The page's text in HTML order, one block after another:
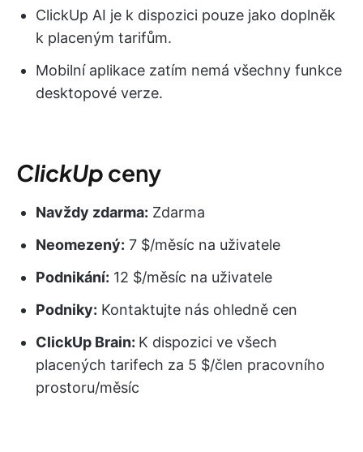
ClickUp AI je k dispozici pouze jako doplněk
k placeným tarifům.
Mobilní aplikace zatím nemá všechny funkce
desktopové verze.
ClickUp ceny
Navždy zdarma: Zdarma
Neomezený: 7 $/měsíc na uživatele
Podnikání: 12 $/měsíc na uživatele
Podniky: Kontaktujte nás ohledně cen
ClickUp Brain: K dispozici ve všech
placených tarifech za 5 $/člen pracovního
prostoru/měsíc